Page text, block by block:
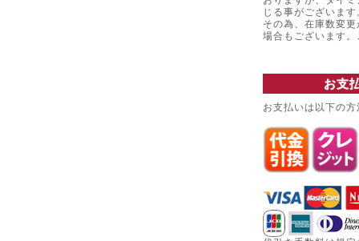
じる事がございます
その為、在庫数変
場合もございます
お支
お支払いは以下の